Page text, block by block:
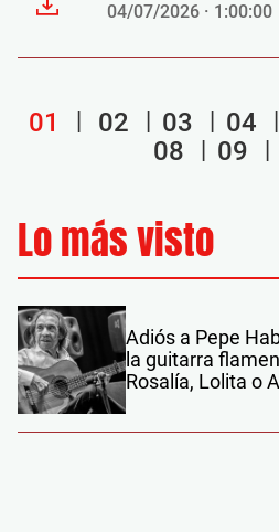
04/07/2026 · 1:00:00
01 02 03 04
08
09
Lo más visto
Adiós a Pepe
la guitarra
Rosalía, Lolita o